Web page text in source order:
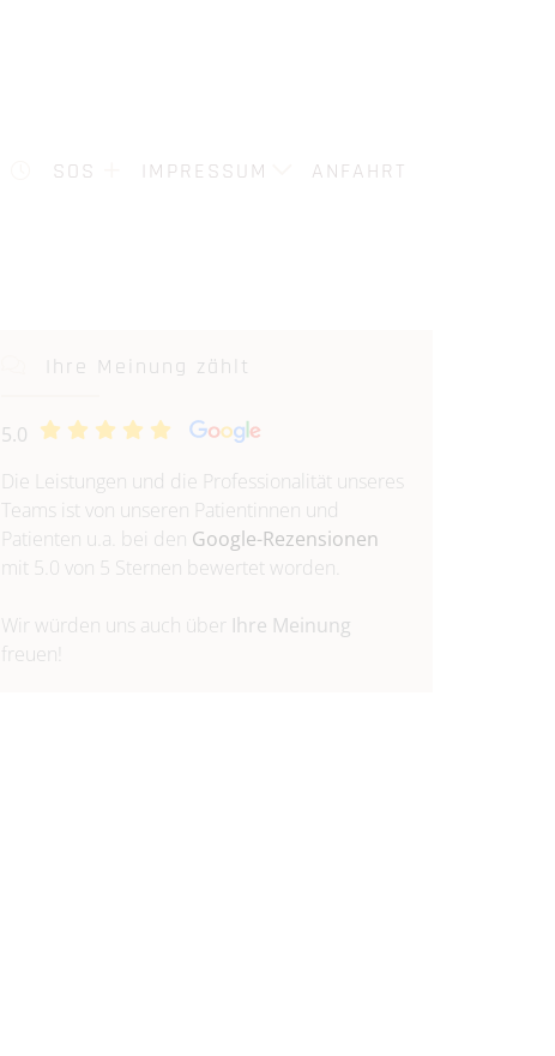
SOS IMPRESSUM ANFAHRT
Ihre Meinung zählt
5.0
Die Leistungen und die Professionalität unseres
Teams ist von unseren Patientinnen und
Patienten u.a. bei den Google-Rezensionen
mit 5.0 von 5 Sternen bewertet worden.
Wir würden uns auch über Ihre Meinung
freuen!